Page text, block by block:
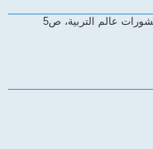
عالم التربية، ص5